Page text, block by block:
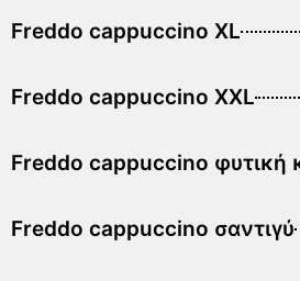
Freddo cappuccino XL
Freddo cappuccino XXL
Freddo cappuccino φυτική
Freddo cappuccino σαντιγύ